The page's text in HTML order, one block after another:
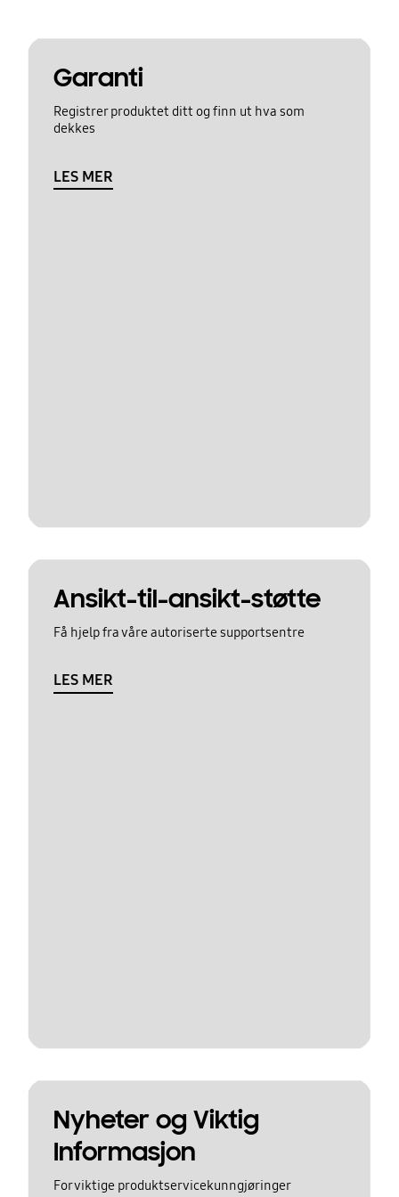
Garanti
Registrer produktet ditt og finn ut hva som
dekkes
LES MER
Ansikt-til-ansikt-støtte
Få hjelp fra våre autoriserte supportsentre
LES MER
Nyheter og Viktig
Informasjon
For viktige produktservicekunngjøringer